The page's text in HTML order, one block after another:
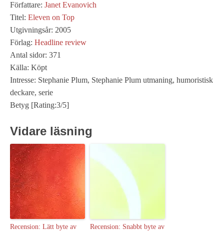
Författare: Janet Evanovich
Titel: Eleven on Top
Utgivningsår: 2005
Förlag: Headline review
Antal sidor: 371
Källa: Köpt
Intresse: Stephanie Plum, Stephanie Plum utmaning, humoristisk
deckare, serie
Betyg [Rating:3/5]
Vidare läsning
Recension: Lätt byte av
Recension: Snabbt byte av